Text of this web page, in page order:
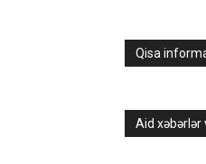
Qisa
Aid xəbərlər